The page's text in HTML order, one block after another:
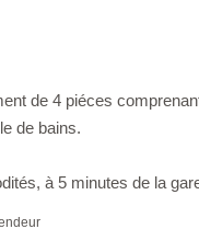
de 4 piéces
de bains.
à 5 minutes de la